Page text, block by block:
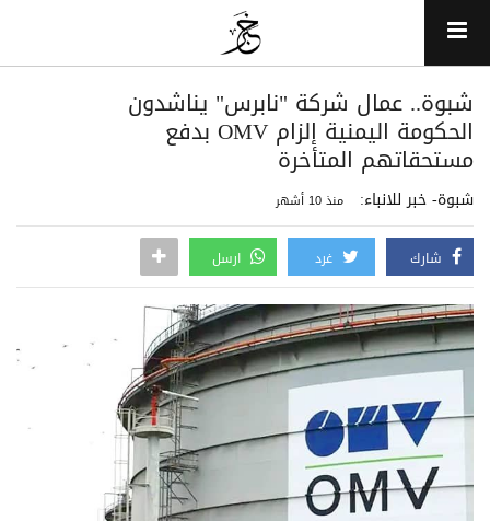
شبوة.. عمال شركة "نابرس" يناشدون
الحكومة اليمنية إلزام OMV بدفع
مستحقاتهم المتأخرة
شبوة- خبر للانباء: منذ 10 أشهر
شارك غرد ارسل